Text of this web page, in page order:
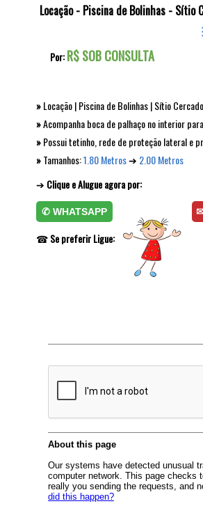
Locação - Piscina de Bolinhas - Sítio
»Locação | Piscina de Bolinhas | Sítio Cercado.
»Acompanha boca de palhaço no interior
»Possui tetinho, rede de proteção lateral e
»Tamanhos:1.80 Metros➔ 2.00 Metros
➔ Clique e Alugue agora por:
✆ WHATSAPP
☎Se preferir Ligue: